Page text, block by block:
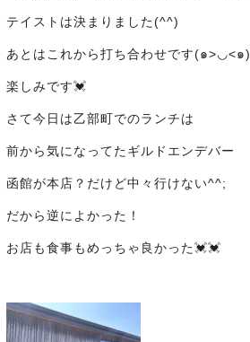
テイストは決まりました(^^)
あとはこれから打ち合わせです(๑>◡<๑)
楽しみです💓
さて今日は乙部町でのランチは
前から気になってたギルドエンデバー
函館が本店？だけど中々行けない^^;
だから逆によかった！
お店も食事もめっちゃ良かった💓💓